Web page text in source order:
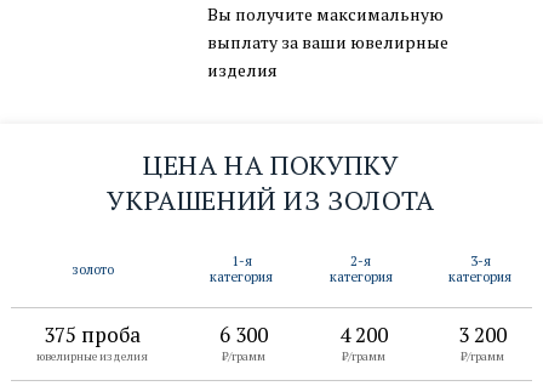
Вы получите максимальную
выплату за ваши ювелирные
изделия
оставить заявку →
ЦЕНА НА ПОКУПКУ
УКРАШЕНИЙ ИЗ ЗОЛОТА
375 проба 6 300 4 200 3 200
₽/грамм ₽/грамм ₽/грамм
ювелирные изделия
золото
1-я
категория
2-я
категория
3-я
категория